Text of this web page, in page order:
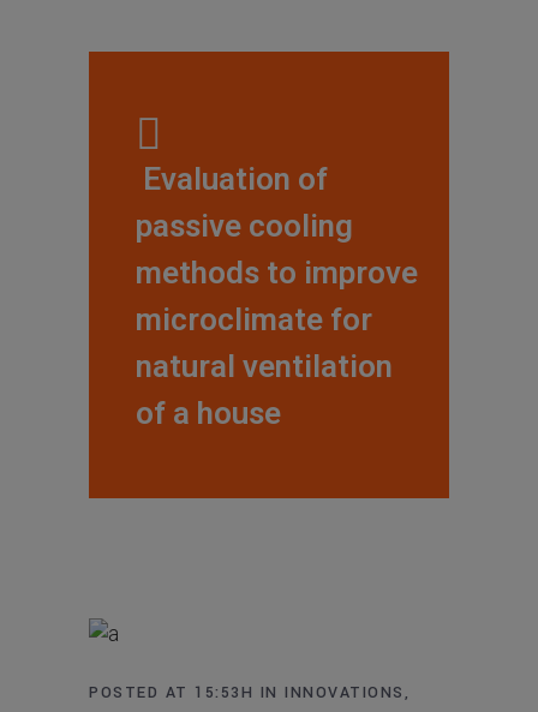
— Evaluation of
passive cooling
methods to improve
microclimate for
natural ventilation
of a house
POSTED AT 15:53H IN INNOVATIONS,